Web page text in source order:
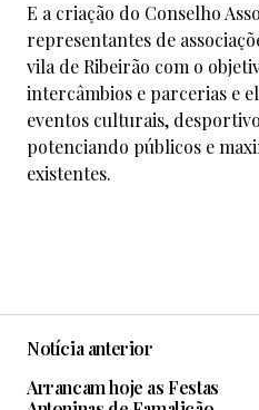
E a criação do Conselho
representantes de
vila de Ribeirão com o
intercâmbios e parcerias e
eventos culturais,
potenciando públicos e
existentes.
Notícia anterior
Arrancam hoje as Festas